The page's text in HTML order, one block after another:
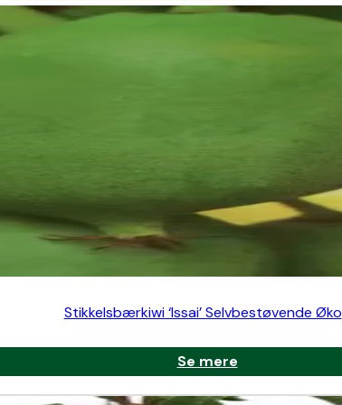
og styrer vækst
frøspredning
velegnet som klatreplante i
biodiversitetshaver
frugtsætning
Stikkelsbærkiwi ‘Issai’ Selvbestøvende Øko
Se mere